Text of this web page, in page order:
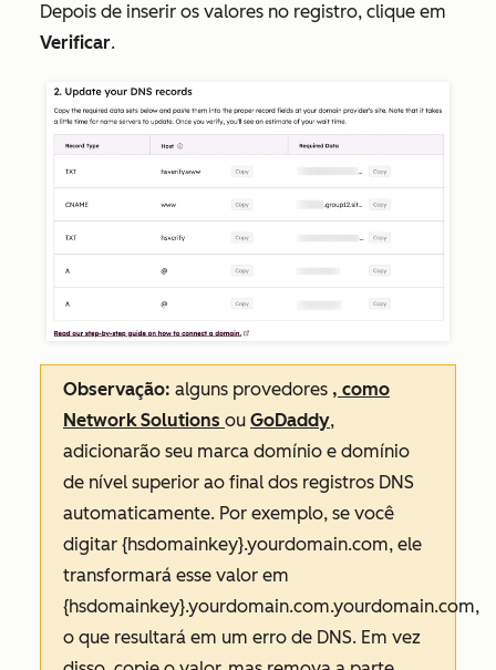
Depois de inserir os valores no registro, clique em
Verificar.
Observação: alguns provedores , como
Network Solutions ou GoDaddy,
adicionarão seu marca domínio e domínio
de nível superior ao final dos registros DNS
automaticamente. Por exemplo, se você
digitar {hsdomainkey}.yourdomain.com, ele
transformará esse valor em
{hsdomainkey}.yourdomain.com.yourdomain.com,
o que resultará em um erro de DNS. Em vez